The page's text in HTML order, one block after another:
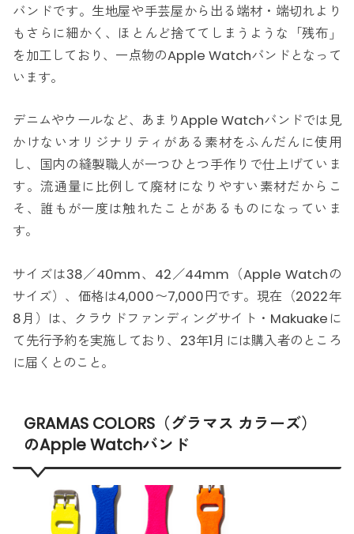
バンドです。生地屋や手芸屋から出る端材・端切れより
もさらに細かく、ほとんど捨ててしまうような「残布」
を加工しており、一点物のApple Watchバンドとなって
います。
デニムやウールなど、あまりApple Watchバンドでは見
かけないオリジナリティがある素材をふんだんに使用
し、国内の縫製職人が一つひとつ手作りで仕上げていま
す。流通量に比例して廃材になりやすい素材だからこ
そ、誰もが一度は触れたことがあるものになっていま
す。
サイズは38／40mm、42／44mm（Apple Watchの
サイズ）、価格は4,000〜7,000円です。現在（2022年
8月）は、クラウドファンディングサイト・Makuakeに
て先行予約を実施しており、23年1月には購入者のところ
に届くとのこと。
GRAMAS COLORS（グラマス カラーズ）
のApple Watchバンド